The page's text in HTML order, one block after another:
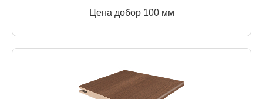
Цена добор 100 мм